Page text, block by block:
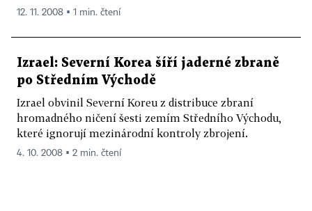
12. 11. 2008 ▪ 1 min. čtení
Izrael: Severní Korea šíří jaderné zbraně
po Středním Východě
Izrael obvinil Severní Koreu z distribuce zbraní
hromadného ničení šesti zemím Středního Východu,
které ignorují mezinárodní kontroly zbrojení.
4. 10. 2008 ▪ 2 min. čtení